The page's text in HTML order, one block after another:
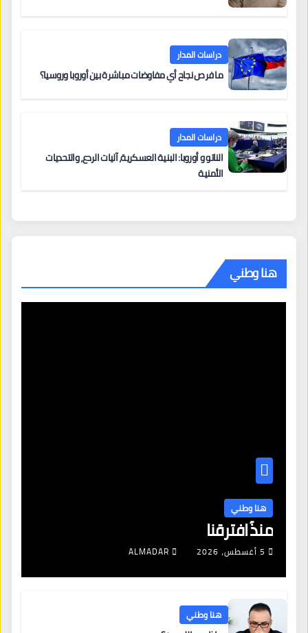
دراسات المدار
ما فرص نجاح أي مفاوضات مباشرة بين أوروبا وروسيا؟
دراسات المدار
الناتو و أوروبا: البنية العسكرية، آليات الردع، والتحديات
الأمنية
هنا وطني
هنا وطني
منذُ افترقنا
5 أغسطس، 2026 ALMADAR
هنا وطني